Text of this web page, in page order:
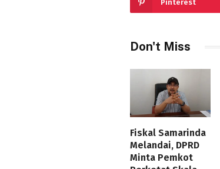
Pinterest
Don't Miss
Fiskal Samarinda
Melandai, DPRD
Minta Pemkot